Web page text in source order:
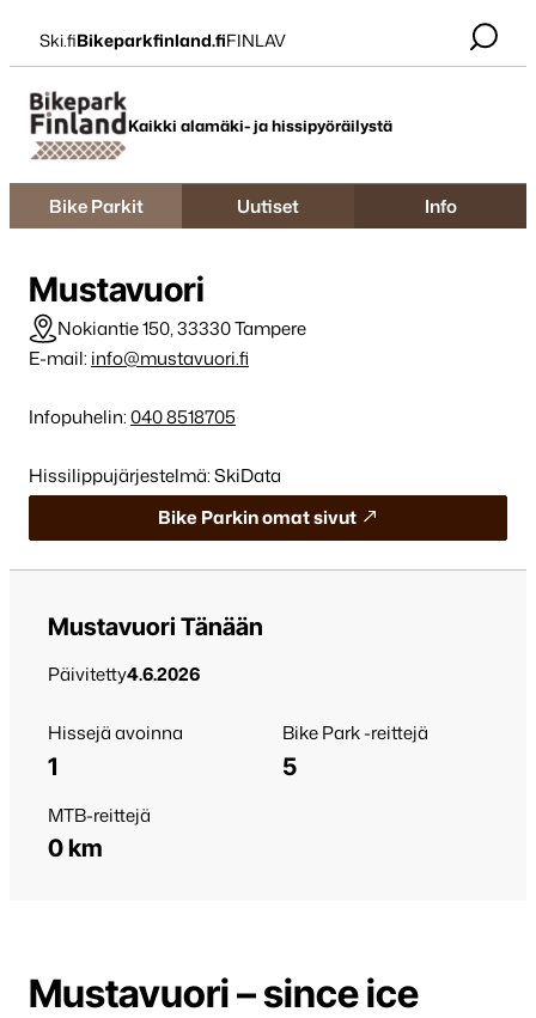
Siirry
suoraan
sisältöön
Ski.fiBikeparkfinland.fiFINLAV
Bikepark Finland Kaikki alamäki- ja hissipyöräilystä
Bike Parkit Uutiset Info
Mustavuori
Nokiantie 150, 33330 Tampere
E-mail: info@mustavuori.fi
Infopuhelin:040 8518705
Hissilippujärjestelmä: SkiData
Bike Parkin omat sivut
Mustavuori Tänään
Päivitetty4.6.2026
Hissejä avoinna
1
Bike Park -reittejä
5
MTB-reittejä
0 km
Mustavuori – since ice